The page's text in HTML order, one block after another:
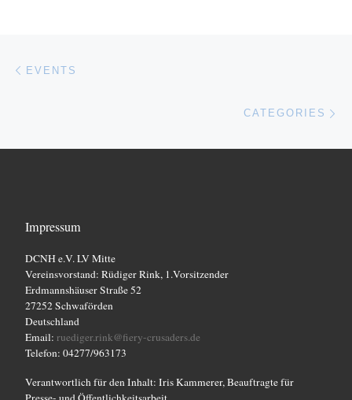
Beitragsnavigation
EVENTS
CATEGORIES
Impressum
DCNH e.V. LV Mitte
Vereinsvorstand: Rüdiger Rink, 1.Vorsitzender
Erdmannshäuser Straße 52
27252 Schwaförden
Deutschland
Email: ruediger.rink@fiery-crusaders.de
Telefon: 04277/963173
Verantwortlich für den Inhalt: Iris Kammerer, Beauftragte für